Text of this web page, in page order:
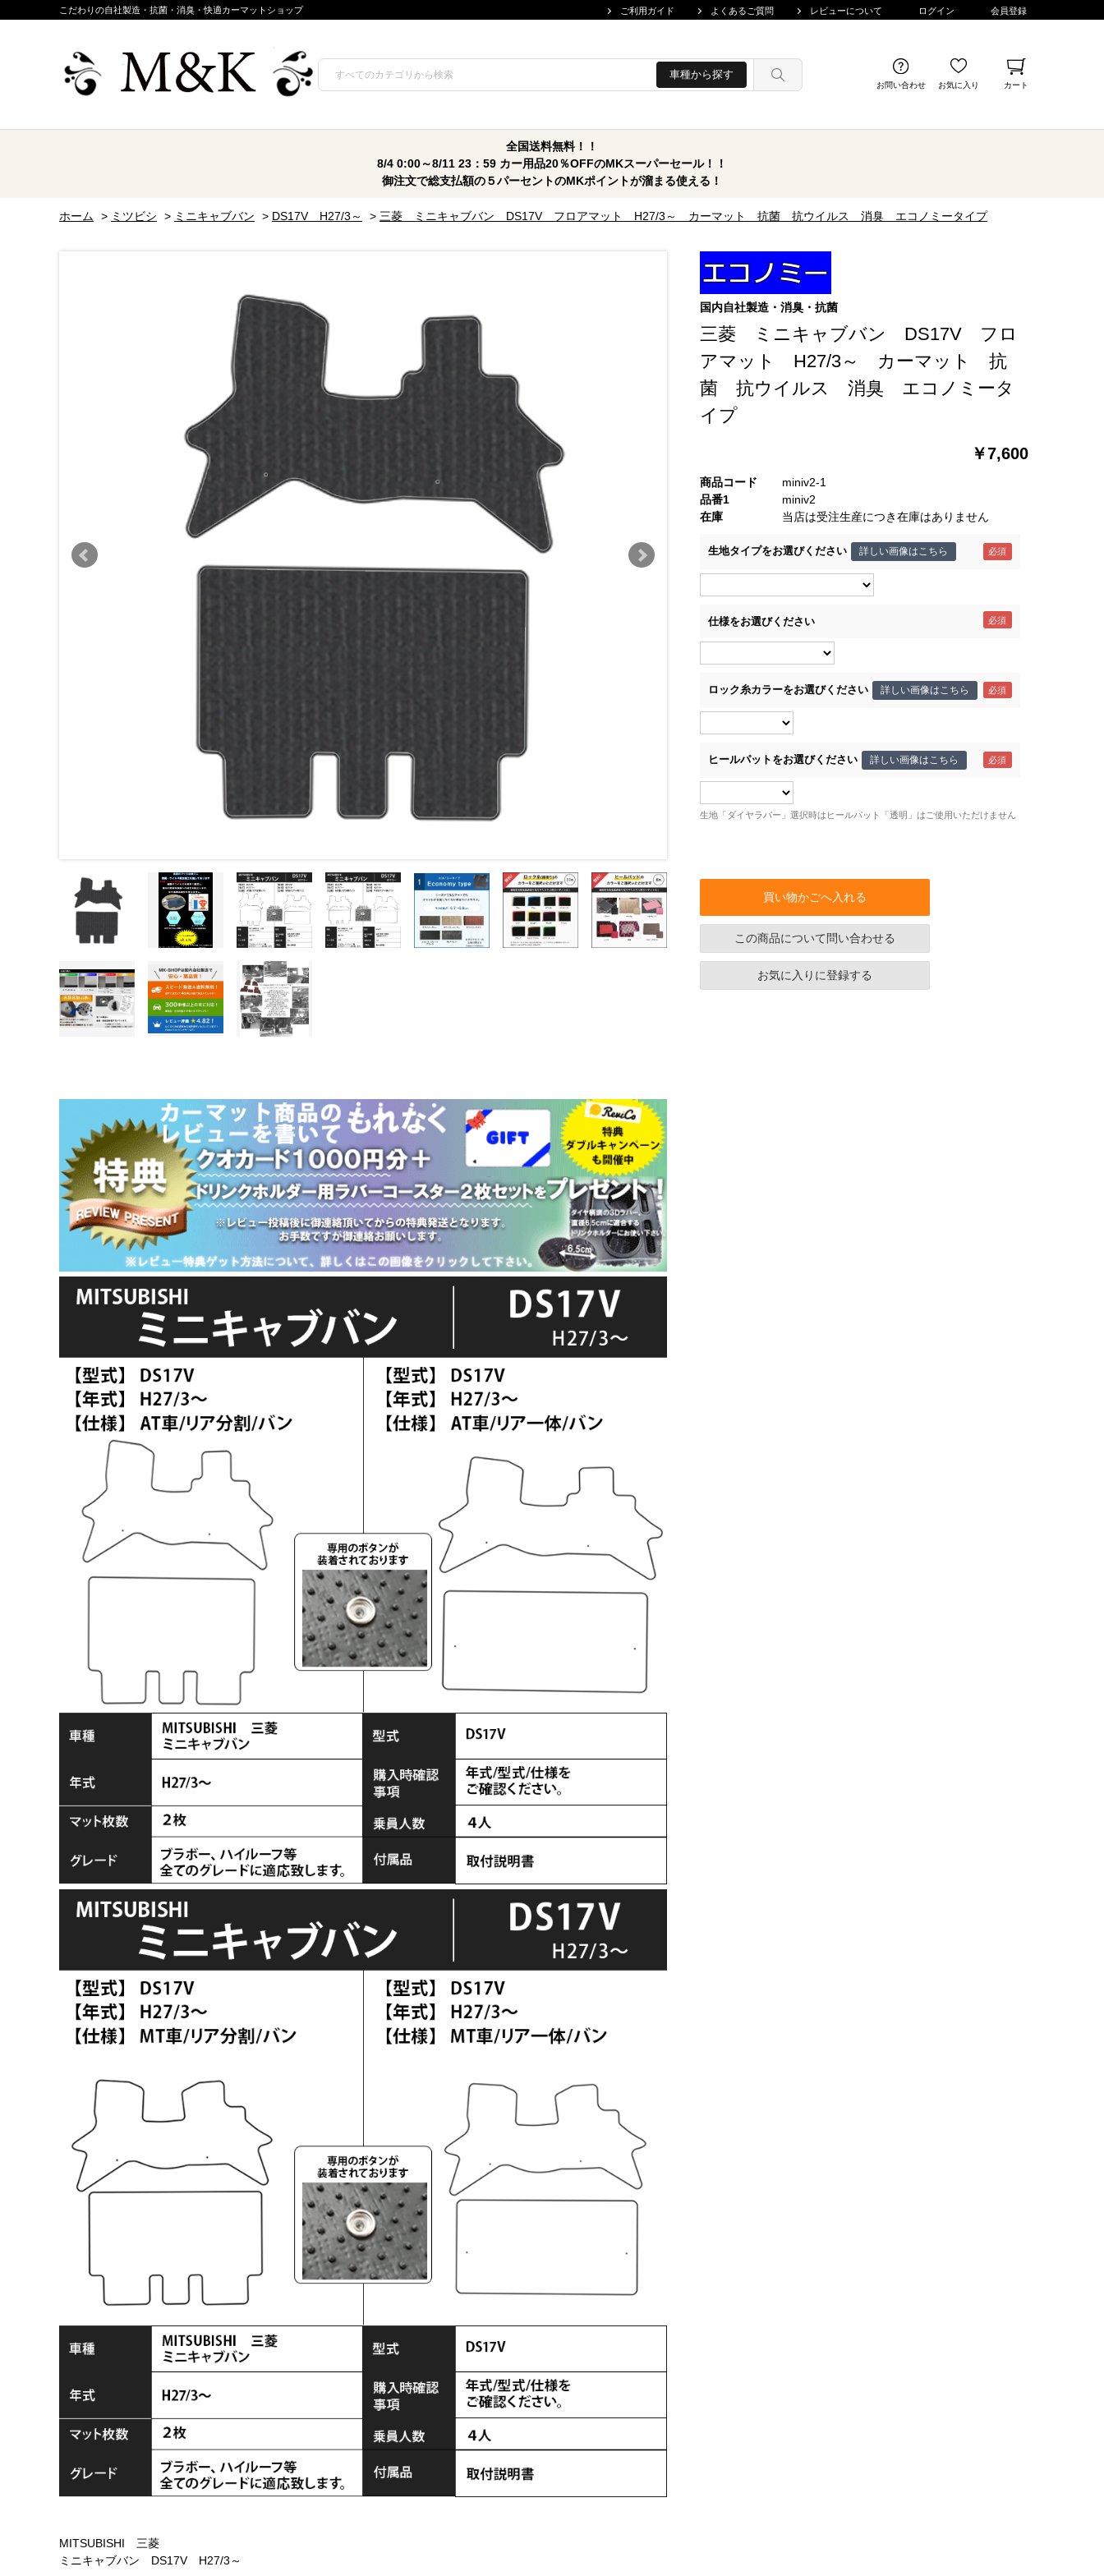
こだわりの自社製造・抗菌・消臭・快適カーマットショップ ご利用ガイド よくあるご質問 レビューについて ログイン 会員登録
車種から探す
お問い合わせ お気に入り カート
全国送料無料！！
8/4 0:00～8/11 23：59 カー用品20％OFFのMKスーパーセール！！
御注文で総支払額の５パーセントのMKポイントが溜まる使える！
ホーム > ミツビシ > ミニキャブバン > DS17V H27/3～ > 三菱 ミニキャブバン DS17V フロアマット H27/3～ カーマット 抗菌 抗ウイルス 消臭 エコノミータイプ
MITSUBISHI 三菱
ミニキャブバン DS17V H27/3～
国内自社製造・消臭・抗菌
三菱 ミニキャブバン DS17V フロ
アマット H27/3～ カーマット 抗
菌 抗ウイルス 消臭 エコノミータ
イプ
￥7,600
商品コード
miniv2-1
品番1
miniv2
在庫
当店は受注生産につき在庫はありません
生地タイプをお選びください 詳しい画像はこちら
仕様をお選びください
ロック糸カラーをお選びください 詳しい画像はこちら
ヒールパットをお選びください 詳しい画像はこちら
生地「ダイヤラバー」選択時はヒールパット「透明」はご使用いただけません
買い物かごへ入れる
この商品について問い合わせる
お気に入りに登録する